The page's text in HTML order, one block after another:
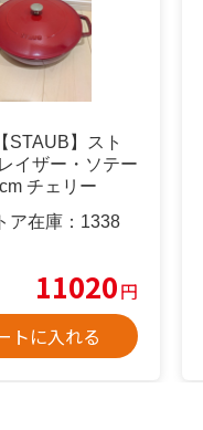
】スト
イザー・ソテー
チェリー
ア在庫： 1338
11020円
トに入れる